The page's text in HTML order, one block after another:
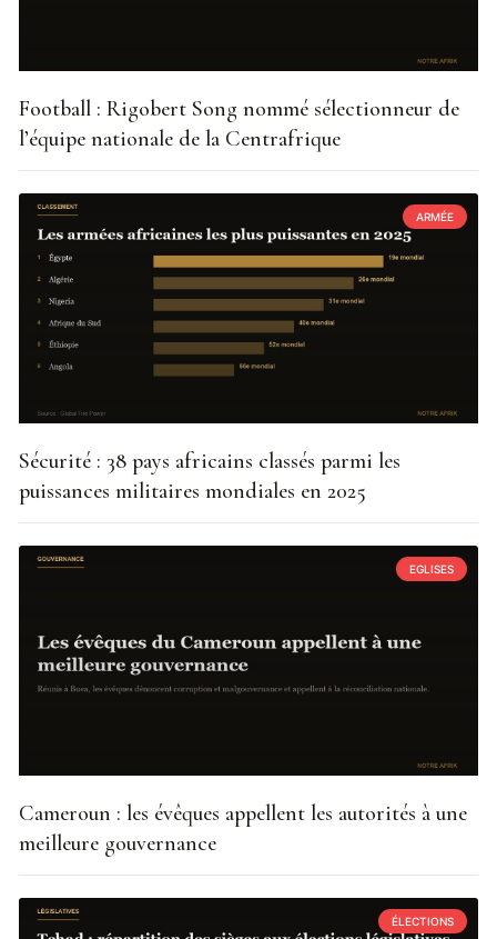
Football : Rigobert Song nommé sélectionneur de
l’équipe nationale de la Centrafrique
ARMÉE
Sécurité : 38 pays africains classés parmi les
puissances militaires mondiales en 2025
EGLISES
Cameroun : les évêques appellent les autorités à une
meilleure gouvernance
ÉLECTIONS